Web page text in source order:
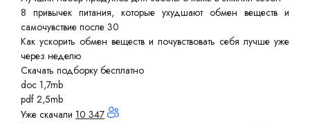
8 привычек питания, которые ухудшают обмен веществ и
самочувствие после 30
Как ускорить обмен веществ и почувствовать себя лучше уже
через неделю
Скачать подборку бесплатно
doc 1,7mb
pdf 2,5mb
Уже скачали 10 347